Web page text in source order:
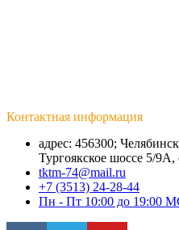
Контактная информация
адрес: 456300;
Тургоякское шоссе 5/9А,
tktm-74@mail.ru
+7 (3513) 24-28-44
Пн - Пт 10:00 до 19:00